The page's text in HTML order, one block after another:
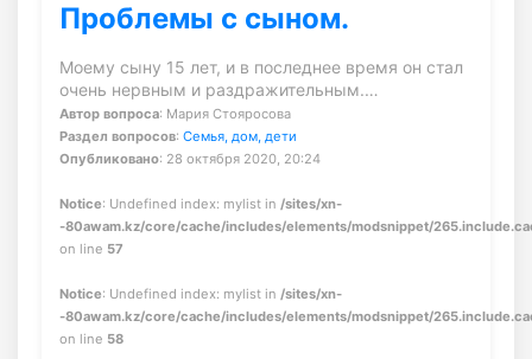
Проблемы с сыном.
Моему сыну 15 лет, и в последнее время он стал
очень нервным и раздражительным.…
Автор вопроса: Мария Стояросова
Раздел вопросов: Семья, дом, дети
Опубликовано: 28 октября 2020, 20:24
Notice: Undefined index: mylist in /sites/xn-
-80awam.kz/core/cache/includes/elements/modsnippet/
on line 57
Notice: Undefined index: mylist in /sites/xn-
-80awam.kz/core/cache/includes/elements/modsnippet/
on line 58